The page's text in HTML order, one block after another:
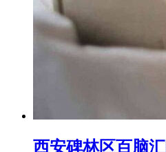
西安碑林区百脑